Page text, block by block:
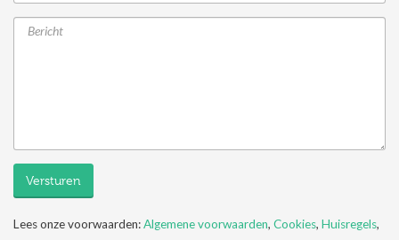
Versturen
Lees onze voorwaarden:Algemene voorwaarden, Cookies, Huisregels,